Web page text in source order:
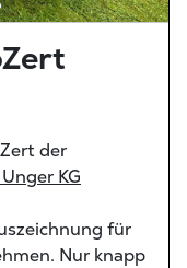
der
KG
für
Nur knapp